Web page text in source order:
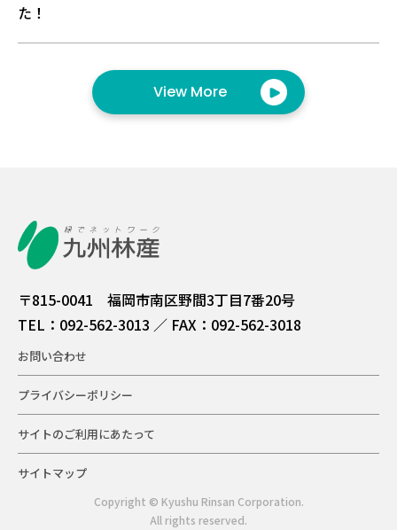
た！
View More
〒815-0041 福岡市南区野間3丁目7番20号
TEL：092-562-3013 ／ FAX：092-562-3018
お問い合わせ
プライバシーポリシー
サイトのご利用にあたって
サイトマップ
Copyright © Kyushu Rinsan Corporation.
All rights reserved.